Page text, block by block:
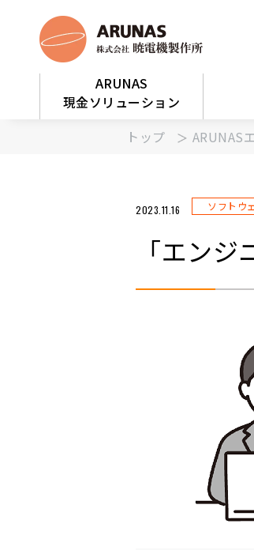
ARUNAS
現金ソリューション
トップ ARUNAS
2023.11.16 ソフトウ
「エン